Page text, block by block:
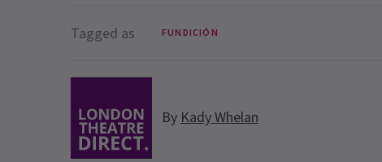
Tagged as FUNDICIÓN
By Kady Whelan